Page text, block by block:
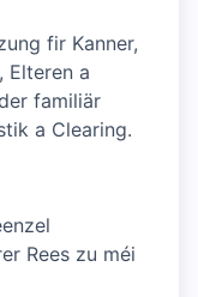
fir Kanner,
Elteren a
familiär
a Clearing.
Rees zu méi